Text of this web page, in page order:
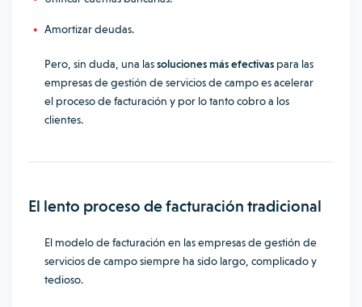
Amortizar deudas.
Pero, sin duda, una lassoluciones más efectivas para las
empresas de gestión de servicios de campo es acelerar
el proceso de facturación y por lo tanto cobro a los
clientes.
El lento proceso de facturación tradicional
El modelo de facturación en las empresas de gestión de
servicios de campo siempre ha sido largo, complicado y
tedioso.